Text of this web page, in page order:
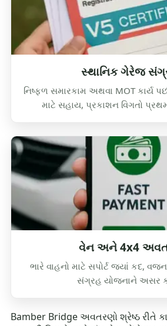
સ્થાનિક ગેરેજ
નિષ્ફળ સમારકામ અથવા MOT કાર્ય
માટે સહાય, પ્રકાશન વિગતો
વેન અને 4x4
ભારે વાહનો માટે સપોર્ટ જ્યાં કદ,
સંગ્રહ યોજનાને અસર
Bamber Bridge અવતરણો શ્રેષ્ઠ રીતે